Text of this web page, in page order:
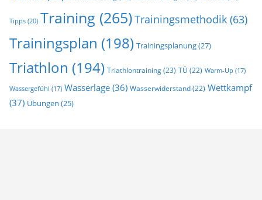
Tipps (20) Training (265)Trainingsmethodik (63)
Trainingsplan (198) Trainingsplanung(27)
Triathlon (194) Triathlontraining(23) TÜ (22) Warm-Up (17)
Wassergefühl (17) Wasserlage (36) Wasserwiderstand(22) Wettkampf
(37) Übungen (25)